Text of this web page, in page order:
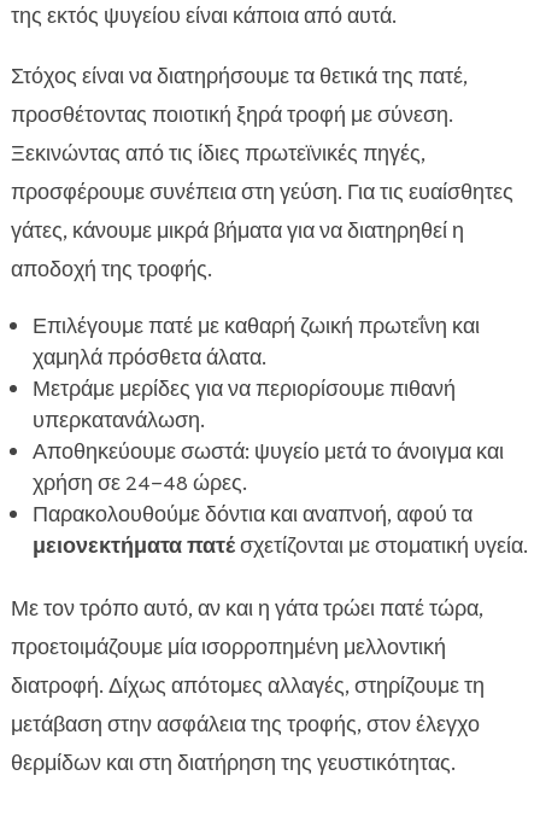
της εκτός ψυγείου είναι κάποια από αυτά.
Στόχος είναι να διατηρήσουμε τα θετικά της πατέ,
προσθέτοντας ποιοτική ξηρά τροφή με σύνεση.
Ξεκινώντας από τις ίδιες πρωτεϊνικές πηγές,
προσφέρουμε συνέπεια στη γεύση. Για τις ευαίσθητες
γάτες, κάνουμε μικρά βήματα για να διατηρηθεί η
αποδοχή της τροφής.
Επιλέγουμε πατέ με καθαρή ζωική πρωτεΐνη και
χαμηλά πρόσθετα άλατα.
Μετράμε μερίδες για να περιορίσουμε πιθανή
υπερκατανάλωση.
Αποθηκεύουμε σωστά: ψυγείο μετά το άνοιγμα και
χρήση σε 24–48 ώρες.
Παρακολουθούμε δόντια και αναπνοή, αφού τα
μειονεκτήματα πατέσχετίζονται με στοματική υγεία.
Με τον τρόπο αυτό, αν και η γάτα τρώει πατέ τώρα,
προετοιμάζουμε μία ισορροπημένη μελλοντική
διατροφή. Δίχως απότομες αλλαγές, στηρίζουμε τη
μετάβαση στην ασφάλεια της τροφής, στον έλεγχο
θερμίδων και στη διατήρηση της γευστικότητας.